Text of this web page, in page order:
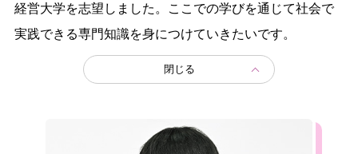
経営大学を志望しました。ここでの学びを通じて社会で
実践できる専門知識を身につけていきたいです。
閉じる